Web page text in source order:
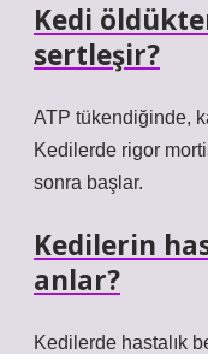
Kedi
sertleşir?
ATP tükendiğinde,
Kedilerde rigor
sonra başlar.
Kedilerin
anlar?
Kedilerde hastalık